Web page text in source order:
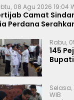
08 Agu 2026 19:04
Camat
Perdana
Rabu,
145
Selasa,
WIB